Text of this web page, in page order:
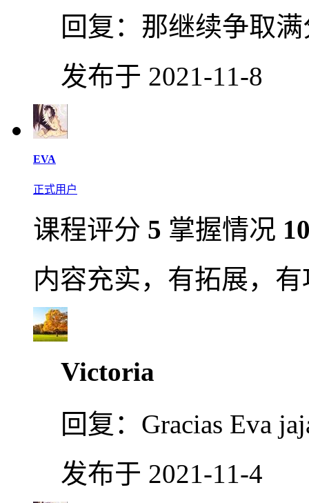
回复： 那继续争取
发布于 2021-11-8
EVA
正式用户
课程评分 5 掌握情况
内容充实，有拓展，
Victoria
回复： Gracias Eva
发布于 2021-11-4